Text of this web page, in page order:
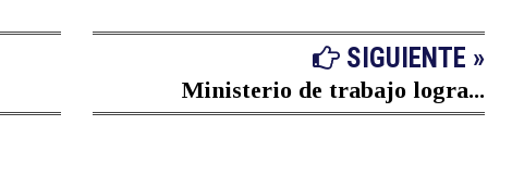
SIGUIENTE »
Ministerio de trabajo logra...